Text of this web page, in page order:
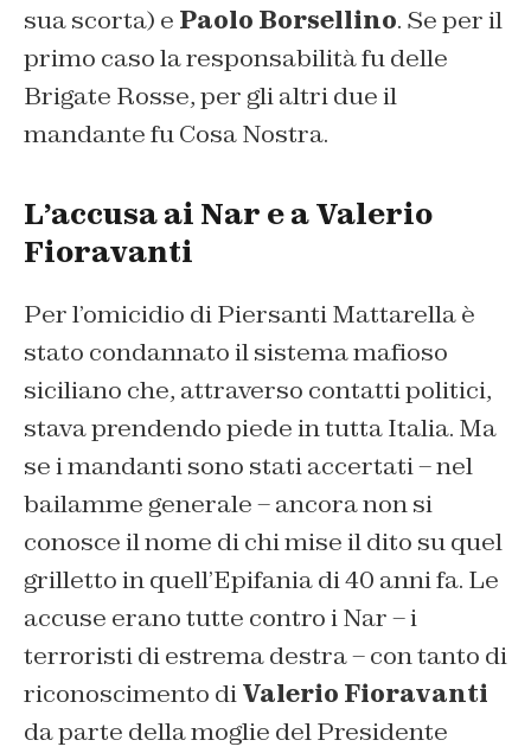
sua scorta) e Paolo Borsellino. Se per il
primo caso la responsabilità fu delle
Brigate Rosse, per gli altri due il
mandante fu Cosa Nostra.
L’accusa ai Nar e a Valerio
Fioravanti
Per l’omicidio di Piersanti Mattarella è
stato condannato il sistema mafioso
siciliano che, attraverso contatti politici,
stava prendendo piede in tutta Italia. Ma
se i mandanti sono stati accertati – nel
bailamme generale – ancora non si
conosce il nome di chi mise il dito su quel
grilletto in quell’Epifania di 40 anni fa. Le
accuse erano tutte contro i Nar – i
terroristi di estrema destra – con tanto di
riconoscimento diValerio Fioravanti
da parte della moglie del Presidente